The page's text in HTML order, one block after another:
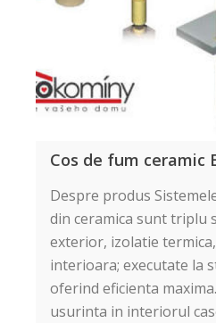
Cos de fum ceramic
Despre produs
din ceramica sunt triplu
exterior, izolatie
interioara; executate la
oferind eficienta
usurinta in interiorul